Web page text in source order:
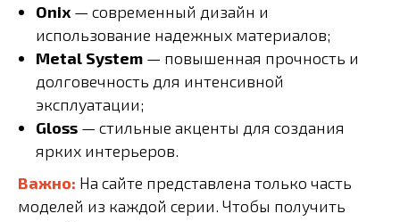
Onix — современный дизайн и
использование надежных материалов;
Metal System — повышенная прочность и
долговечность для интенсивной
эксплуатации;
Gloss — стильные акценты для создания
ярких интерьеров.
Важно: На сайте представлена только часть
моделей из каждой серии. Чтобы получить